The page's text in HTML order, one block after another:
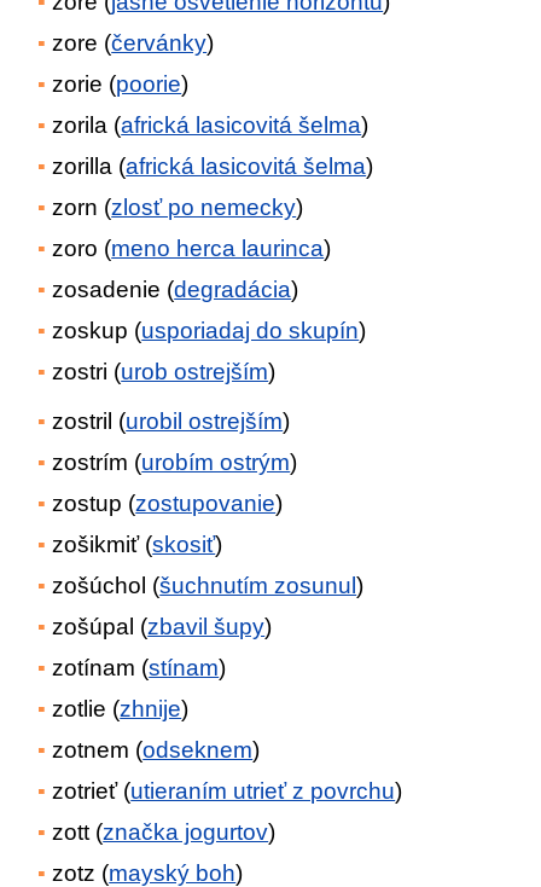
zore (červánky)
zorie (poorie)
zorila (africká lasicovitá šelma)
zorilla (africká lasicovitá šelma)
zorn (zlosť po nemecky)
zoro (meno herca laurinca)
zosadenie (degradácia)
zoskup (usporiadaj do skupín)
zostri (urob ostrejším)
zostril (urobil ostrejším)
zostrím (urobím ostrým)
zostup (zostupovanie)
zošikmiť (skosiť)
zošúchol (šuchnutím zosunul)
zošúpal (zbavil šupy)
zotínam (stínam)
zotlie (zhnije)
zotnem (odseknem)
zotrieť (utieraním utrieť z povrchu)
zott (značka jogurtov)
zotz (mayský boh)